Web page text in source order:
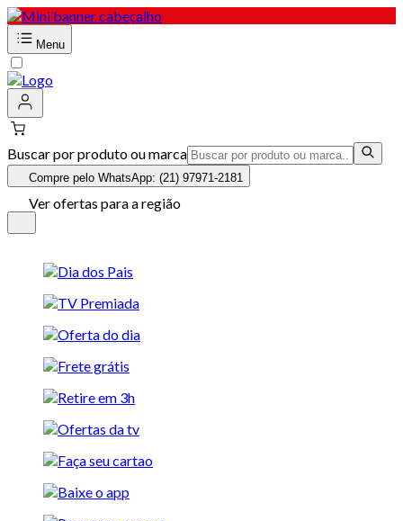
Menu
Buscar por produto ou marca
Compre pelo WhatsApp: (21) 97971-2181
Ver ofertas para a região